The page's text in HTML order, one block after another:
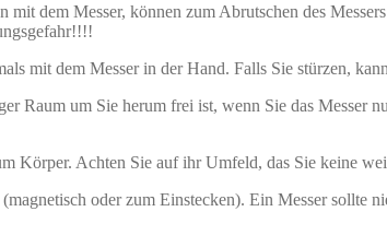
dem Messer, können zum Abrutschen des
mit dem Messer in der Hand. Falls Sie stürzen,
Raum um Sie herum frei ist, wenn Sie das Messer
Achten Sie auf ihr Umfeld, das Sie keine
oder zum Einstecken). Ein Messer sollte